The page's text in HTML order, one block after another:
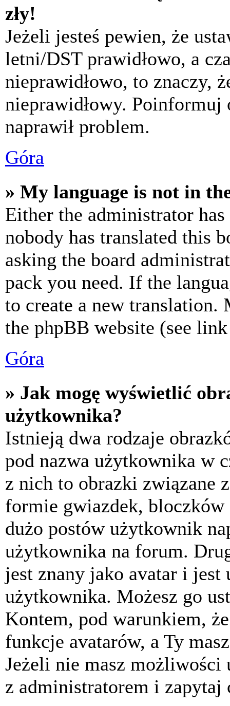
zły!
Jeżeli jesteś pewien, że
letni/DST prawidłowo, a
nieprawidłowo, to znaczy,
nieprawidłowy.
naprawił problem.
Góra
» My language is not in
Either the administrator
nobody has translated this
asking the board
pack you need. If the
to create a new
the phpBB website (see
Góra
» Jak mogę wyświetlić
użytkownika?
Istnieją dwa rodzaje
pod nazwa użytkownika w
z nich to obrazki związane
formie gwiazdek,
dużo postów użytkownik
użytkownika na forum.
jest znany jako avatar i jest
użytkownika. Możesz go
Kontem, pod warunkiem,
funkcje avatarów, a Ty
Jeżeli nie masz możliwości
z administratorem i zapytaj